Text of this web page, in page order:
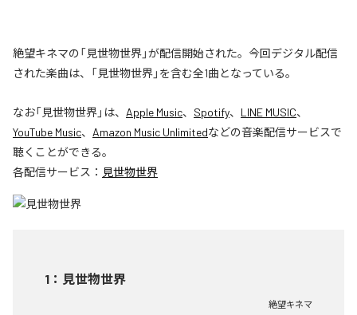
絶望キネマの「見世物世界」が配信開始された。今回デジタル配信
された楽曲は、「見世物世界」を含む全1曲となっている。
なお「見世物世界」は、 Apple Music、 Spotify、 LINE MUSIC、
YouTube Music、 Amazon Music Unlimitedなどの音楽配信サービスで
聴くことができる。
各配信サービス： 見世物世界
1 ： 見世物世界
絶望キネマ